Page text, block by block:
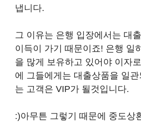
냅니다.
그 이유는 은행 입장에서는 대
이득이 가기 때문이죠! 은행 일
을 많게 보유하고 있어야 이자
에 그들에게는 대출상품을 일
는 고객은 VIP가 될것입니다.
:)아무튼 그렇기 때문에 중도상